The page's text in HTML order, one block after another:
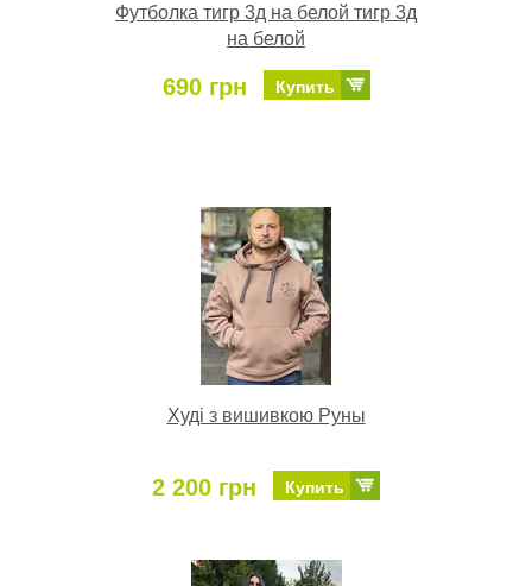
Футболка тигр 3д на белой тигр 3д
на белой
690 грн Купить
Худі з вишивкою Руны
2 200 грн Купить